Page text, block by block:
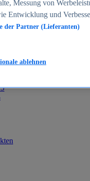
2024
in Deutschland
Messung von
Entwicklung und
der Partner (Lieferanten)
ablehnen